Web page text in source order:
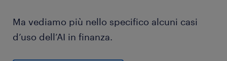
Ma vediamo più nello specifico alcuni casi
d’uso dell’AI in finanza.